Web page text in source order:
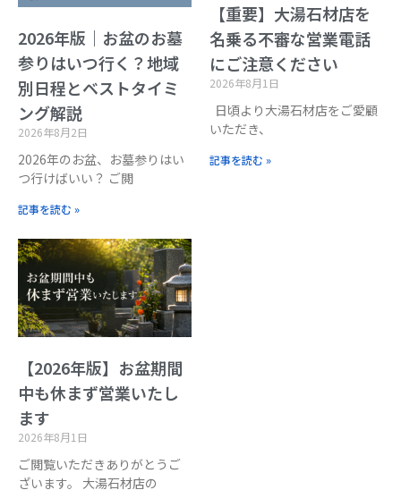
2026年版｜お盆のお墓
参りはいつ行く？地域
別日程とベストタイミ
ング解説
2026年8月2日
2026年のお盆、お墓参りはい
つ行けばいい？ ご閲
記事を読む »
【重要】大湯石材店を
名乗る不審な営業電話
にご注意ください
2026年8月1日
日頃より大湯石材店をご愛顧
いただき、
記事を読む »
【2026年版】お盆期間
中も休まず営業いたし
ます
2026年8月1日
ご閲覧いただきありがとうご
ざいます。 大湯石材店の